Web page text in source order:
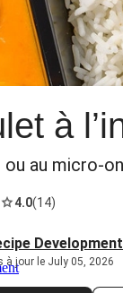
à
ou au micro-
4.0(14)
à jour le July 05, 2026